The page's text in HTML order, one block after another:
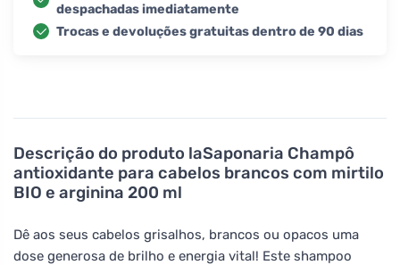
Descrição do produto laSaponaria Champô
antioxidante para cabelos brancos com mirtilo
BIO e arginina 200 ml
Dê aos seus cabelos grisalhos, brancos ou opacos uma
dose generosa de brilho e energia vital! Este shampoo
despachadas imediatamente
Trocas e devoluções gratuitas dentro de 90 dias